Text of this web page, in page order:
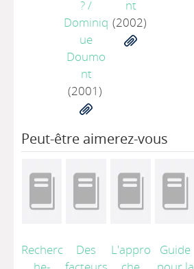
?/
Dominiq
ue
Doumo
nt
(2001)
nt
(2002)
Peut-être aimerez-vous
Recherc
Des
L'appro
Guide